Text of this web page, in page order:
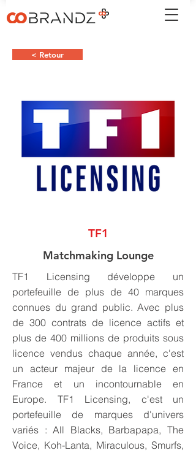
< Retour
TF1
Matchmaking Lounge
TF1 Licensing développe un
portefeuille de plus de 40 marques
connues du grand public. Avec plus
de 300 contrats de licence actifs et
plus de 400 millions de produits sous
licence vendus chaque année, c'est
un acteur majeur de la licence en
France et un incontournable en
Europe. TF1 Licensing, c'est un
portefeuille de marques d'univers
variés : All Blacks, Barbapapa, The
Voice, Koh-Lanta, Miraculous, Smurfs,